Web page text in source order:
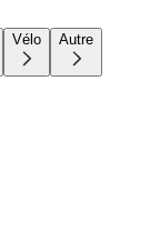
Vélo Autre